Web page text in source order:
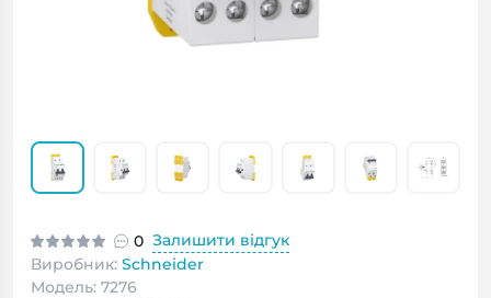
0 Залишити відгук
Виробник: Schneider
Модель: 7276